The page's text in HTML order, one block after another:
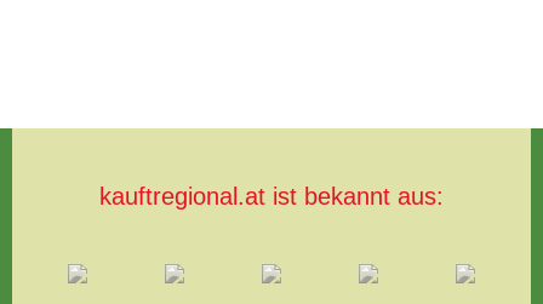
kauftregional.at ist bekannt aus: